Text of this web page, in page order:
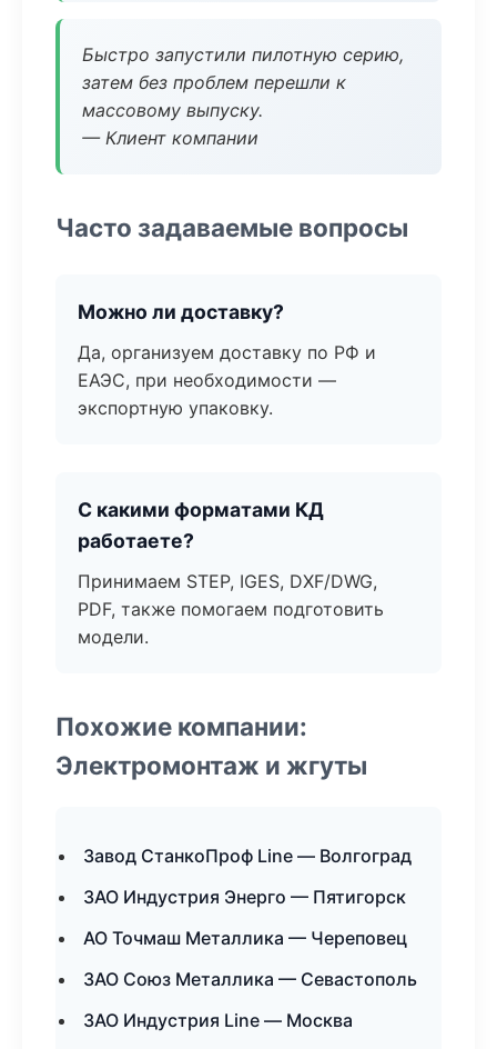
Быстро запустили пилотную серию,
затем без проблем перешли к
массовому выпуску.
— Клиент компании
Часто задаваемые вопросы
Можно ли доставку?
Да, организуем доставку по РФ и
ЕАЭС, при необходимости —
экспортную упаковку.
С какими форматами КД
работаете?
Принимаем STEP, IGES, DXF/DWG,
PDF, также помогаем подготовить
модели.
Похожие компании:
Электромонтаж и жгуты
Завод СтанкоПроф Line — Волгоград
ЗАО Индустрия Энерго — Пятигорск
АО Точмаш Металлика — Череповец
ЗАО Союз Металлика — Севастополь
ЗАО Индустрия Line — Москва